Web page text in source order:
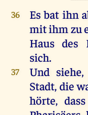
36 Es bat ihn
mitihm zu
Haus des
sich.
37 Und siehe
Stadt, die
hörte,